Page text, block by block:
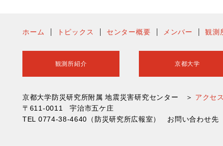
ホーム トピックス センター概要 メンバー 観測
観測所紹介 京都大学
京都大学防災研究所附属 地震災害研究センター ＞ アクセ
〒611-0011 宇治市五ケ庄
TEL 0774-38-4640（防災研究所広報室） お問い合わせ先